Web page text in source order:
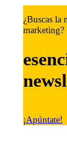
¿Buscas la
marketing?
¡Apúntate!